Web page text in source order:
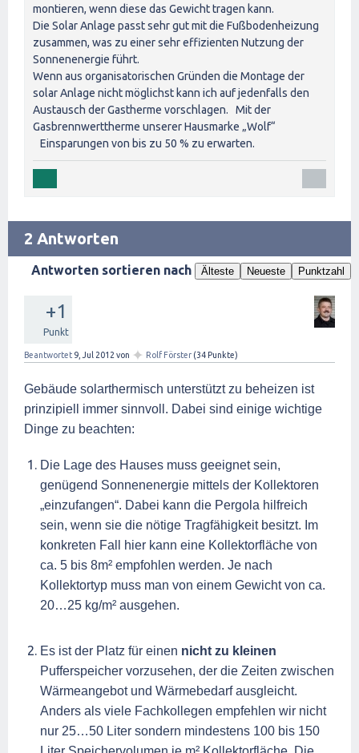
montieren, wenn diese das Gewicht tragen kann.
Die Solar Anlage passt sehr gut mit die Fußbodenheizung
zusammen, was zu einer sehr effizienten Nutzung der
Sonnenenergie führt.
Wenn aus organisatorischen Gründen die Montage der
solar Anlage nicht möglichst kann ich auf jedenfalls den
Austausch der Gastherme vorschlagen. Mit der
Gasbrennwerttherme unserer Hausmarke „Wolf“
Einsparungen von bis zu 50 % zu erwarten.
2 Antworten
Antworten sortieren nach Älteste Neueste Punktzahl
+1
Punkt
Beantwortet 9, Jul 2012 von ✦ Rolf Förster (34 Punkte)
Gebäude solarthermisch unterstützt zu beheizen ist
prinzipiell immer sinnvoll. Dabei sind einige wichtige
Dinge zu beachten:
Die Lage des Hauses muss geeignet sein,
genügend Sonnenenergie mittels der Kollektoren
„einzufangen“. Dabei kann die Pergola hilfreich
sein, wenn sie die nötige Tragfähigkeit besitzt. Im
konkreten Fall hier kann eine Kollektorfläche von
ca. 5 bis 8m² empfohlen werden. Je nach
Kollektortyp muss man von einem Gewicht von ca.
20…25 kg/m² ausgehen.
Es ist der Platz für einen nicht zu kleinen
Pufferspeicher vorzusehen, der die Zeiten zwischen
Wärmeangebot und Wärmebedarf ausgleicht.
Anders als viele Fachkollegen empfehlen wir nicht
nur 25…50 Liter sondern mindestens 100 bis 150